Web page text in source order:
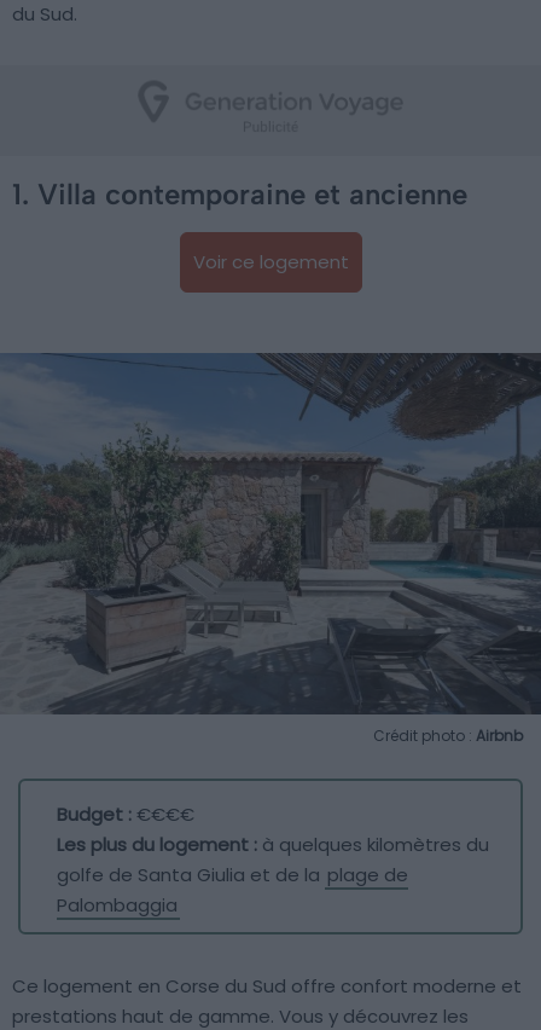
du Sud.
1. Villa contemporaine et ancienne
Voir ce logement
Crédit photo : Airbnb
Budget :€€€€
Les plus du logement : à quelques kilomètres du
golfe de Santa Giulia et de la plage de
Palombaggia
Ce logement en Corse du Sud offre confort moderne et
prestations haut de gamme. Vous y découvrez les